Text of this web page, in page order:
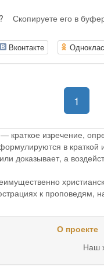
Скопируете его в
Вконтакте
1
краткое изречение,
в
доказывает, а
к проповедям,
О проекте
Наш